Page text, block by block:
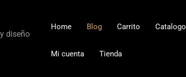
diseño
Home Blog Carrito Catalogo
Mi cuenta Tienda